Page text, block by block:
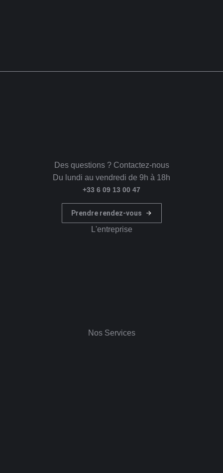
Des questions ? Contactez-nous
Du lundi au vendredi de 9h à 18h
+33 6 09 13 00 47
Prendre rendez-vous
L'entreprise
Nos Services